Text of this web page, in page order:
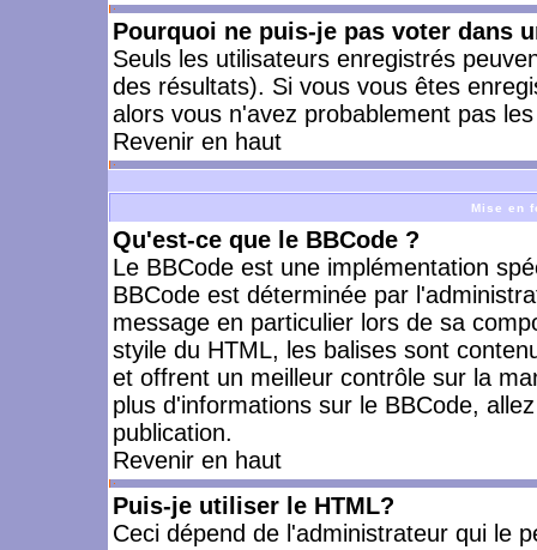
Pourquoi ne puis-je pas voter dans
Seuls les utilisateurs enregistrés
des résultats). Si vous vous êtes
alors vous n'avez probablement pas
Revenir en haut
Mise en
Qu'est-ce que le BBCode ?
Le BBCode est une implémentation
BBCode est déterminée par
message en particulier lors de sa
styile du HTML, les balises sont
et offrent un meilleur contrôle sur la
plus d'informations sur le BBCode,
publication.
Revenir en haut
Puis-je utiliser le HTML?
Ceci dépend de l'administrateur qui le